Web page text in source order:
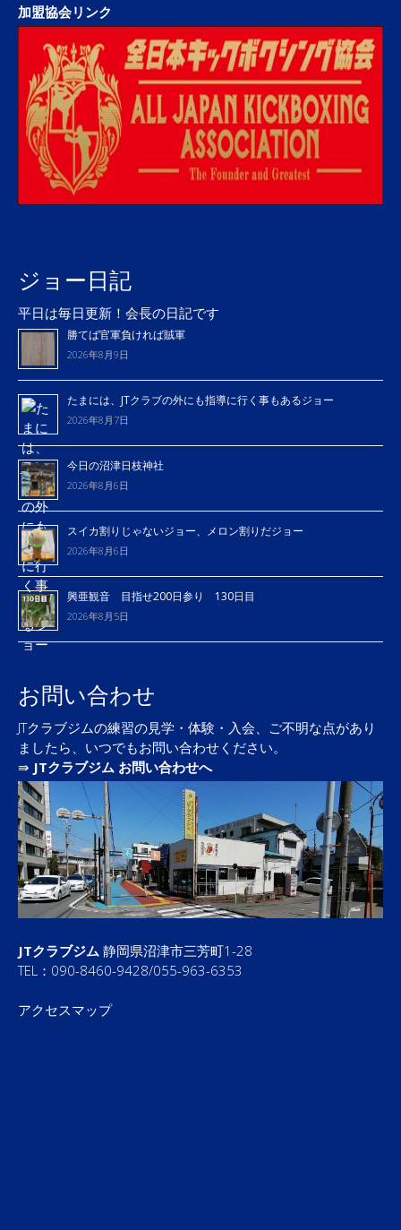
加盟協会リンク
ジョー日記
平日は毎日更新！会長の日記です
勝てば官軍負ければ賊軍
2026年8月9日
たまには、JTクラブの外にも指導に行く事もあるジョー
2026年8月7日
今日の沼津日枝神社
2026年8月6日
スイカ割りじゃないジョー、メロン割りだジョー
2026年8月6日
興亜観音 目指せ200日参り 130日目
2026年8月5日
お問い合わせ
JTクラブジムの練習の見学・体験・入会、ご不明な点があり
ましたら、いつでもお問い合わせください。
⇛ JTクラブジム お問い合わせへ
JTクラブジム 静岡県沼津市三芳町1-28
TEL：090-8460-9428/055-963-6353
アクセスマップ